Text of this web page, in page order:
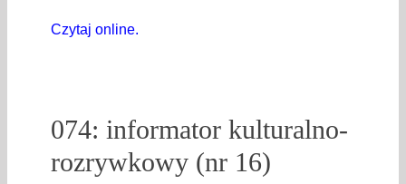
Czytaj online.
074: informator kulturalno-
rozrywkowy (nr 16)